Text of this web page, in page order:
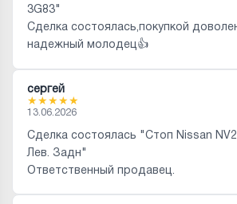
3G83"
Сделка состоялась,покупкой
надежный молодец👍
сергей
★★★★★
13.06.2026
Сделка состоялась "Стоп Nissan
Лев. Задн"
Ответственный продавец.